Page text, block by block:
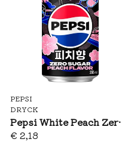
PEPSI
DRYCK
Pepsi
€ 2,18